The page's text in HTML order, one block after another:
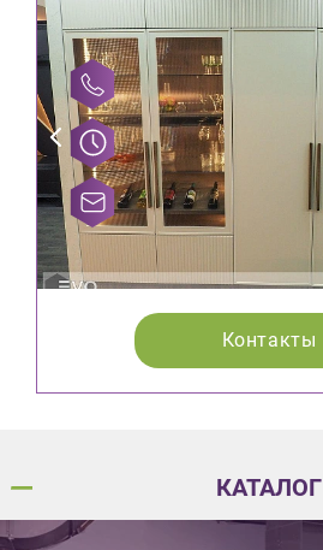
Контакты
КАТАЛОГ